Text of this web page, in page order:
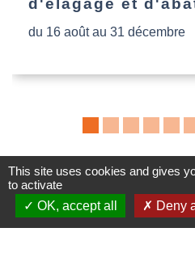
d'élagage et
du 16 août au 31 décembre
Commune de
This site uses cookies and gives
to activate
OK, accept all
Deny